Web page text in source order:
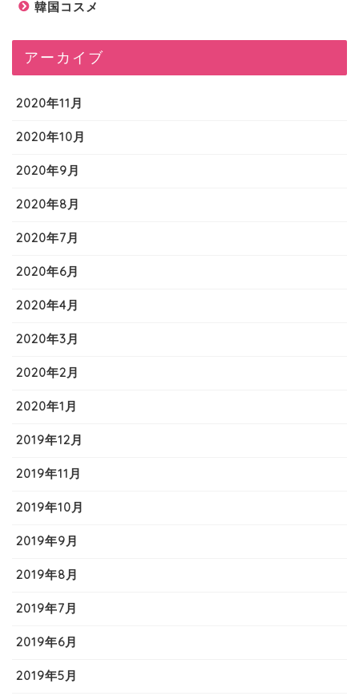
韓国コスメ
アーカイブ
2020年11月
2020年10月
2020年9月
2020年8月
2020年7月
2020年6月
2020年4月
2020年3月
2020年2月
2020年1月
2019年12月
2019年11月
2019年10月
2019年9月
2019年8月
2019年7月
2019年6月
2019年5月